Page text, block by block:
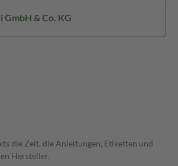
& Co. KG
die Zeit, die Anleitungen, Etiketten und
Hersteller.